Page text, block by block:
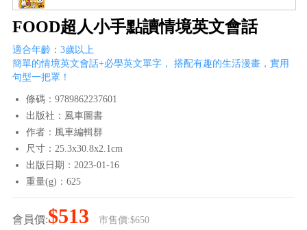
FOOD超人小手點讀情境英文會話
適合年齡：3歲以上
簡單的情境英文會話+必學英文單字， 搭配有趣的生活漫畫，實用
句型一把罩！
條碼：9789862237601
出版社：風車圖書
作者：風車編輯群
尺寸：25.3x30.8x2.1cm
出版日期：2023-01-16
重量(g)：625
會員價:$513 市售價:$650